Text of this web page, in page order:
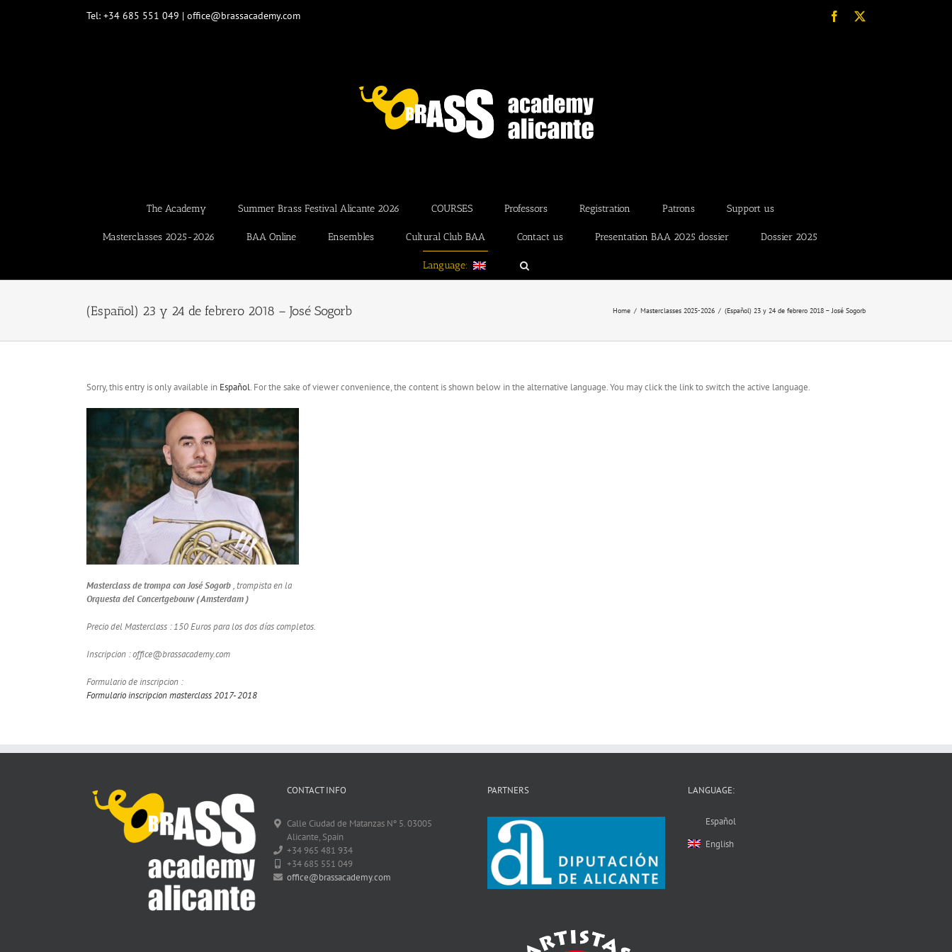
Tel: +34 685 551 049 | office@brassacademy.com Facebook
The Academy Summer Brass Festival Alicante 2026 COURSES Professors Registration Patrons Support us
Masterclasses 2025-2026 BAA Online Ensembles Cultural Club BAA Contact us Presentation BAA 2025 dossier Dossier 2025
Language:
(Español) 23 y 24 de febrero 2018 – José Sogorb Home Masterclasses 2025-2026 (Español) 23 y 24 de febrero 2018 – José Sogorb
Sorry, this entry is only available in Español. For the sake of viewer convenience, the content is shown below in the alternative language. You may click the link to switch the active language.
Masterclass de trompa con José Sogorb, trompistaen la
Orquesta del Concertgebouw ( Amsterdam )
Precio del Masterclass : 150 Euros para los dos días completos.
Inscripcion : office@brassacademy.com
Formulario de inscripcion :
Formulario inscripcion masterclass 2017- 2018
CONTACT INFO
Calle Ciudad de Matanzas Nº 5. 03005
Alicante, Spain
+34 965 481 934
+34 685 551 049
office@brassacademy.com
PARTNERS LANGUAGE:
Español
English